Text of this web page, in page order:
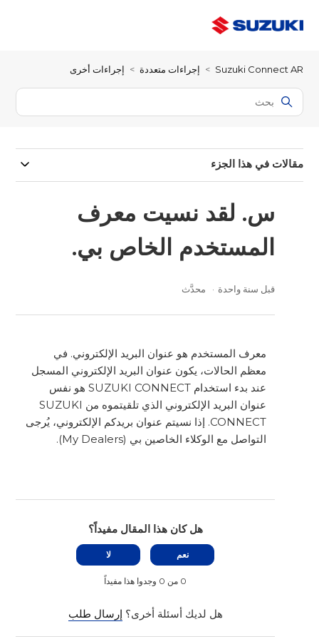
Suzuki Connect AR إجراءات متعددة إجراءات أخرى
مقالات في هذا الجزء
س. لقد نسيت معرف
المستخدم الخاص بي.
قبل سنة واحدة محدَّث
معرف المستخدم هو عنوان البريد الإلكتروني. في
معظم الحالات، يكون عنوان البريد الإلكتروني المسجل
عند بدء استخدام SUZUKI CONNECT هو نفس
عنوان البريد الإلكتروني الذي تلقيتموه من SUZUKI
CONNECT. إذا نسيتم عنوان بريدكم الإلكتروني، يُرجى
التواصل مع الوكلاء الخاصين بي (My Dealers).
هل كان هذا المقال مفيداً؟
نعم لا
0 من 0 وجدوا هذا مفيداً
هل لديك أسئلة أخرى؟ إرسال طلب